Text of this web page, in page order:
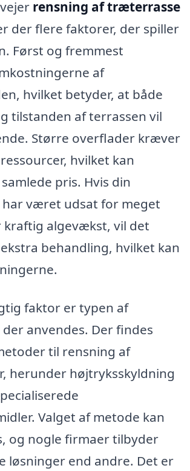
rensning af træterrasse
der flere faktorer, der spiller
Først og fremmest
af
hvilket betyder, at både
tilstanden af terrassen vil
Større overflader kræver
hvilket kan
pris. Hvis din
været udsat for meget
kraftig algevækst, vil det
behandling, hvilket kan
faktor er typen af
anvendes. Der findes
til rensning af
herunder højtryksskyldning
Valget af metode kan
og nogle firmaer tilbyder
løsninger end andre. Det er